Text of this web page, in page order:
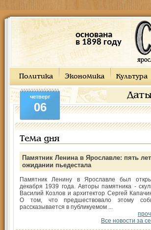
основана
в 1898 году
Политика Экономика Культура
четверг
06
Тема дня
Памятник Ленина в Ярославле: пять
ожидании пьедестала
Памятник Ленину в Ярославле был
декабря 1939 года. Авторы памятника -
Василий Козлов и архитектор Сергей
О том, что предшествовало этому
рассказывается в публикуемом ...
Все новости за